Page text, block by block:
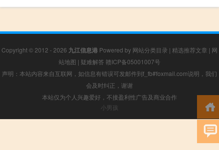
Copyright © 2012 - 2026 九江信息港 Powered by 网站分类目录 | 精选推荐文章 | 网
站地图 | 疑难解答 赣ICP备05001007号
声明：本站内容来自互联网，如信息有错误可发邮件到f_fb#foxmail.com说明，我们
会及时纠正，谢谢
本站仅为个人兴趣爱好，不接盈利性广告及商业合作
小男孩